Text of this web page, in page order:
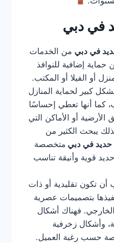
في دبي
في دبي من الخدمات
إضافية للنوافذ
أو الفيلا أو المكتب.
كبير لحماية المنازل
كما أنها تعطي إحساسًا
أو الأماكن التي
يبحث الكثير من
حديد في دبي متخصصة
قوية وأنيقة تناسب
أن تكون تقليدية أو ذات
بتصميمات عصرية
فهناك أشكال
وأشكال زخرفية
حسب رغبة العميل.